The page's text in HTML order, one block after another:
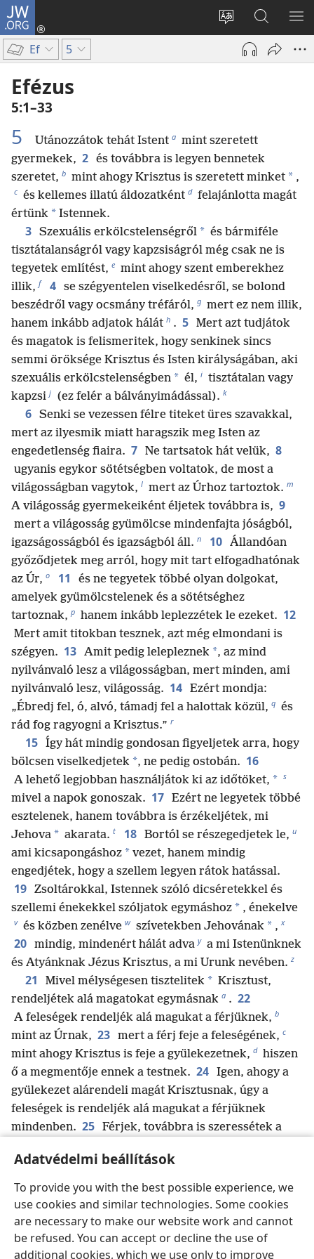
Adatvédelmi beállítások
To provide you with the best possible experience, we
use cookies and similar technologies. Some cookies
are necessary to make our website work and cannot
be refused. You can accept or decline the use of
additional cookies, which we use only to improve
JW.ORG
Oldal
nyelvének
megváltoztatása
Bejelentkezés
(opens
window)
Keresés
a jw.org
honlapon
Ef 5
Efézus
5:1–33
5 Utánozzátok tehát Istent a mint szeretett
gyermekek, 2 és továbbra is legyen bennetek
szeretet, b mint ahogy Krisztus is szeretett minket * ,
c és kellemes illatú áldozatként d felajánlotta magát
értünk * Istennek.
3 Szexuális erkölcstelenségről * és bármiféle
tisztátalanságról vagy kapzsiságról még csak ne is
tegyetek említést, e mint ahogy szent emberekhez
illik, f 4 se szégyentelen viselkedésről, se bolond
beszédről vagy ocsmány tréfáról, g mert ez nem illik,
hanem inkább adjatok hálát h . 5 Mert azt tudjátok
és magatok is felismeritek, hogy senkinek sincs
semmi öröksége Krisztus és Isten királyságában, aki
szexuális erkölcstelenségben * él, i tisztátalan vagy
kapzsi j (ez felér a bálványimádással). k
6 Senki se vezessen félre titeket üres szavakkal,
mert az ilyesmik miatt haragszik meg Isten az
engedetlenség fiaira. 7 Ne tartsatok hát velük, 8
ugyanis egykor sötétségben voltatok, de most a
világosságban vagytok, l mert az Úrhoz tartoztok. m
A világosság gyermekeiként éljetek továbbra is, 9
mert a világosság gyümölcse mindenfajta jóságból,
igazságosságból és igazságból áll. n 10 Állandóan
győződjetek meg arról, hogy mit tart elfogadhatónak
az Úr, o 11
és ne tegyetek többé olyan dolgokat,
amelyek gyümölcstelenek és a sötétséghez
tartoznak, p hanem inkább leplezzétek le ezeket. 12
Mert amit titokban tesznek, azt még elmondani is
szégyen. 13 Amit pedig lelepleznek *, az mind
nyilvánvaló lesz a világosságban, mert minden, ami
nyilvánvaló lesz, világosság. 14 Ezért mondja:
„Ébredj fel, ó, alvó, támadj fel a halottak közül, q és
rád fog ragyogni a Krisztus.” r
15 Így hát mindig gondosan figyeljetek arra, hogy
bölcsen viselkedjetek *, ne pedig ostobán. 16
A lehető legjobban használjátok ki az időtöket, * s
mivel a napok gonoszak. 17 Ezért ne legyetek többé
esztelenek, hanem továbbra is érzékeljétek, mi
Jehova * akarata. t 18 Bortól se részegedjetek le, u
ami kicsapongáshoz * vezet, hanem mindig
engedjétek, hogy a szellem legyen rátok hatással.
19 Zsoltárokkal, Istennek szóló dicséretekkel és
szellemi énekekkel szóljatok egymáshoz * , énekelve
v és közben zenélve w szívetekben Jehovának * , x
20 mindig, mindenért hálát adva y a mi Istenünknek
és Atyánknak Jézus Krisztus, a mi Urunk nevében. z
21 Mivel mélységesen tisztelitek * Krisztust,
rendeljétek alá magatokat egymásnak a . 22
A feleségek rendeljék alá magukat a férjüknek, b
mint az Úrnak, 23 mert a férj feje a feleségének, c
mint ahogy Krisztus is feje a gyülekezetnek, d hiszen
ő a megmentője ennek a testnek. 24 Igen, ahogy a
gyülekezet alárendeli magát Krisztusnak, úgy a
feleségek is rendeljék alá magukat a férjüknek
mindenben. 25 Férjek, továbbra is szeressétek a
gyülekezetet, és odaadta magát érte,
megszentelje azt, megtisztítva Isten szavának vizével,
27 és így maga elé állíthassa a gyülekezetet annak
pompájában úgy, hogy ne legyen azon szennyfolt
vagy ránc vagy bármi efféle,
hanem hogy szent és
beszennyezetlen legyen. i